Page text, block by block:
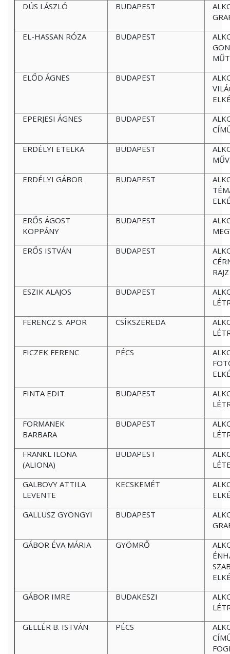
DÚS LÁSZLÓ BUDAPEST
EL-HASSAN RÓZA
BUDAPEST
ELŐD ÁGNES
BUDAPEST
EPERJESI ÁGNES
BUDAPEST
ERDÉLYI ETELKA
BUDAPEST
ERDÉLYI GÁBOR
BUDAPEST
ERŐS ÁGOST
KOPPÁNY
BUDAPEST
ERŐS ISTVÁN
BUDAPEST
ESZIK ALAJOS
BUDAPEST
FERENCZ S. APOR
CSÍKSZEREDA
FICZEK FERENC
PÉCS
FINTA EDIT
BUDAPEST
FORMANEK
BARBARA
BUDAPEST
FRANKL ILONA
(ALIONA)
BUDAPEST
GALBOVY ATTILA
LEVENTE
KECSKEMÉT
GALLUSZ GYÖNGYI
BUDAPEST
GÁBOR ÉVA MÁRIA
GYÖMRŐ
GÁBOR IMRE
BUDAKESZI
GELLÉR B. ISTVÁN
PÉCS